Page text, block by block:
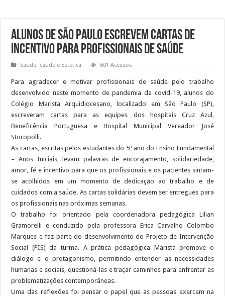
Alunos de São Paulo escrevem cartas de
incentivo para profissionais de saúde
Saúde, Saúde e Estética 601 Acessos
Para agradecer e motivar profissionais de saúde pelo trabalho
desenvolvido neste momento de pandemia da covid-19, alunos do
Colégio Marista Arquidiocesano, localizado em São Paulo (SP),
escreveram cartas para as equipes dos hospitais Cruz Azul,
Beneficência Portuguesa e Hospital Municipal Vereador José
Storopolli.
As cartas, escritas pelos estudantes do 5º ano do Ensino Fundamental
– Anos Iniciais, levam palavras de encorajamento, solidariedade,
amor, fé e incentivo para que os profissionais e os pacientes sintam-
se acolhidos em um momento de dedicação ao trabalho e de
cuidados com a saúde. As cartas solidárias devem ser entregues para
os profissionais nas próximas semanas.
O trabalho foi orientado pela coordenadora pedagógica Lilian
Gramorelli e conduzido pela professora Erica Carvalho Colombo
Marques e faz parte do desenvolvimento do Projeto de Intervenção
Social (PIS) da turma. A prática pedagógica Marista promove o
diálogo e o protagonismo, permitindo entender as necessidades
humanas e sociais, questioná-las e traçar caminhos para enfrentar as
problematizações contemporâneas.
Uma das reflexões foi pensar o papel que as pessoas exercem na